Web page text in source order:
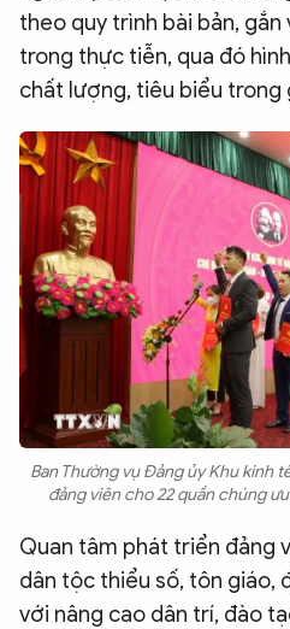
theo quy trình bài bản,
trong thực tiễn, qua đó
chất lượng, tiêu biểu trong
Ban Thường vụ Đảng ủy Khu kinh
đảng viên cho 22 quần chúng
Quan tâm phát triển đảng
dân tộc thiểu số, tôn giáo,
với nâng cao dân trí, đào